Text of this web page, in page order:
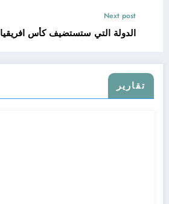
Next post
الدولة التي ستستضيف كأس افريقيا
تقارير